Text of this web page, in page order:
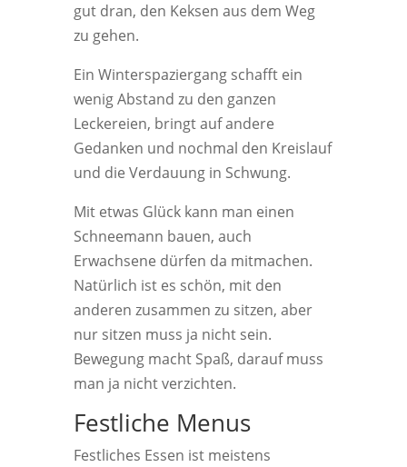
gut dran, den Keksen aus dem Weg
zu gehen.
Ein Winterspaziergang schafft ein
wenig Abstand zu den ganzen
Leckereien, bringt auf andere
Gedanken und nochmal den Kreislauf
und die Verdauung in Schwung.
Mit etwas Glück kann man einen
Schneemann bauen, auch
Erwachsene dürfen da mitmachen.
Natürlich ist es schön, mit den
anderen zusammen zu sitzen, aber
nur sitzen muss ja nicht sein.
Bewegung macht Spaß, darauf muss
man ja nicht verzichten.
Festliche Menus
Festliches Essen ist meistens